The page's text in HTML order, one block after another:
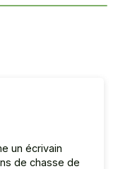
un écrivain
de chasse de